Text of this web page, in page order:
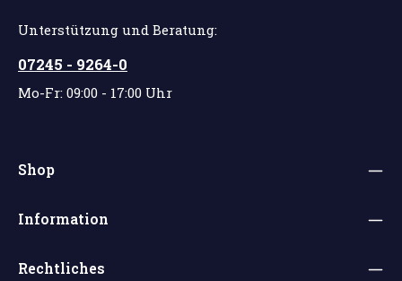
Unterstützung und Beratung:
07245 - 9264-0
Mo-Fr: 09:00 - 17:00 Uhr
Shop
Information
Rechtliches